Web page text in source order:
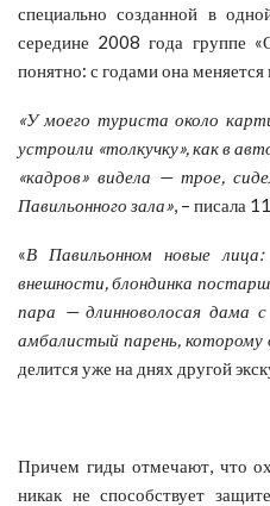
специально созданной в
середине 2008 года группе
понятно: с годами она меняется
«У моего туриста около
устроили «толкучку»,как в
«кадров» видела — трое,
Павильонного зала», – писала
«В Павильонном новые
внешности, блондинка
пара — длинноволосая дама
амбалистый парень, которому
делится уже на днях другой
Причем гиды отмечают, что
никак не способствует